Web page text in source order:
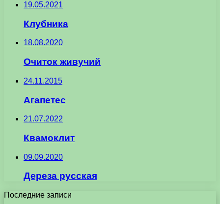
19.05.2021
Клубника
18.08.2020
Очиток живучий
24.11.2015
Агапетес
21.07.2022
Квамоклит
09.09.2020
Дереза русская
Последние записи